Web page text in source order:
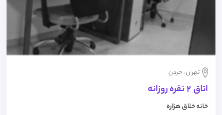
تهران ، جردن
اتاق 2 نفره روزانه
خانه خلاق هزاره